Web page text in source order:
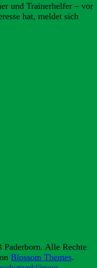
und Trainerhelfer – vor
hat, meldet sich
Alle Rechte
Blossom Themes.